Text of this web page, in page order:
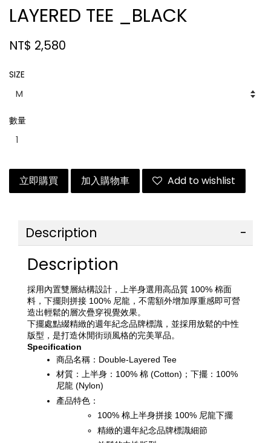
LAYERED TEE _BLACK
NT$ 2,580
SIZE
數量
立即購買 加入購物車 Add to wishlist
Description
Description
採用內置雙層結構設計，上半身選用高品質 100% 棉面
料，下擺則拼接 100% 尼龍，不需額外增加厚重感即可營
造出輕鬆的層次疊穿視覺效果。
下擺處點綴精緻的週年紀念品牌標識，並採用放鬆的中性
版型，是打造休閒街頭風格的完美單品。
Specification
商品名稱：Double-Layered Tee
材質：上半身：100% 棉 (Cotton)；下擺：100%
尼龍 (Nylon)
產品特色：
100% 棉上半身拼接 100% 尼龍下擺
精緻的週年紀念品牌標識細節